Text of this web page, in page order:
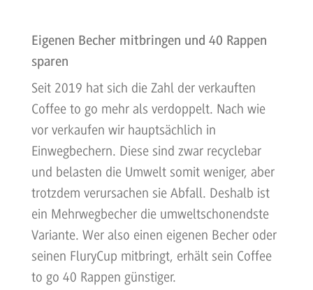
Eigenen Becher mitbringen und 40 Rappen
sparen
Seit 2019 hat sich die Zahl der verkauften
Coffee to go mehr als verdoppelt. Nach wie
vor verkaufen wir hauptsächlich in
Einwegbechern. Diese sind zwar recyclebar
und belasten die Umwelt somit weniger, aber
trotzdem verursachen sie Abfall. Deshalb ist
ein Mehrwegbecher die umweltschonendste
Variante. Wer also einen eigenen Becher oder
seinen FluryCup mitbringt, erhält sein Coffee
to go 40 Rappen günstiger.